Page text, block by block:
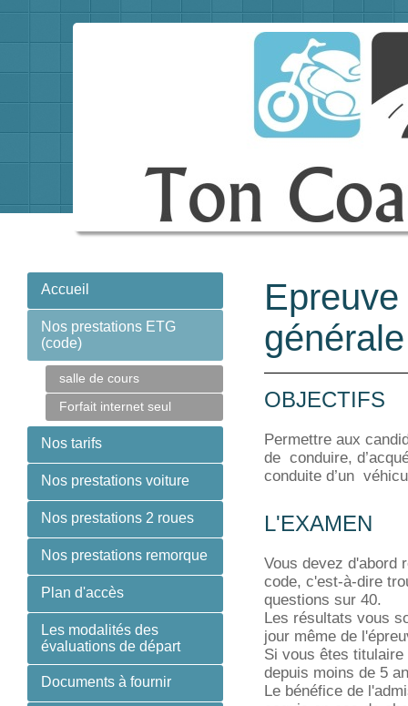
Accueil
Nos prestations ETG
(code)
salle de cours
Forfait internet seul
Nos tarifs
Nos prestations voiture
Nos prestations 2 roues
Nos prestations remorque
Plan d'accès
Les modalités des
évaluations de départ
Documents à fournir
Permettre aux
de conduire,
conduite d’un
L'EXAMEN
Vous devez d'abord
code, c'est-à-dire
questions sur 40.
Les résultats vous
jour même de
Si vous êtes titulaire
depuis moins de 5
Le bénéfice de